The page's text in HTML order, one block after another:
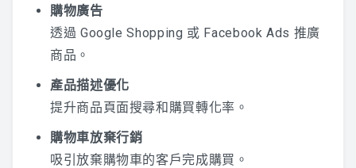
購物廣告
透過 Google Shopping 或 Facebook Ads 推廣
商品。
產品描述優化
提升商品頁面搜尋和購買轉化率。
購物車放棄行銷
吸引放棄購物車的客戶完成購買。